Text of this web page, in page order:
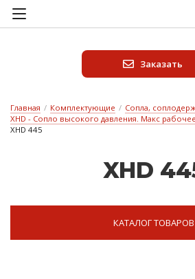
Заказать
Главная / Комплектующие / Сопла,
XHD - Сопло высокого давления. Макс
XHD 445
XHD
КАТАЛОГ ТОВАРОВ